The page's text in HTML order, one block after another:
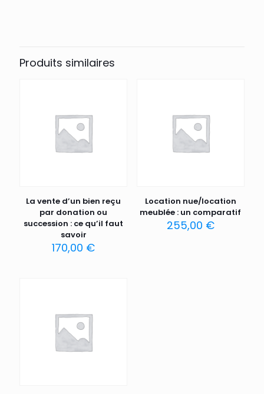
Produits similaires
La vente d’un bien reçu
par donation ou
succession : ce qu’il faut
savoir
170,00 €
Location nue/location
meublée : un comparatif
255,00 €